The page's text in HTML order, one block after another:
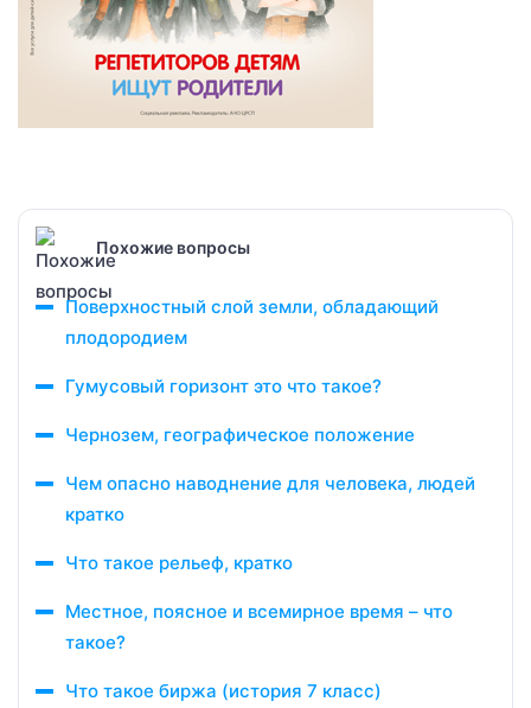
Похожие вопросы
Поверхностный слой земли, обладающий
плодородием
Гумусовый горизонт это что такое?
Чернозем, географическое положение
Чем опасно наводнение для человека, людей
кратко
Что такое рельеф, кратко
Местное, поясное и всемирное время – что
такое?
Что такое биржа (история 7 класс)